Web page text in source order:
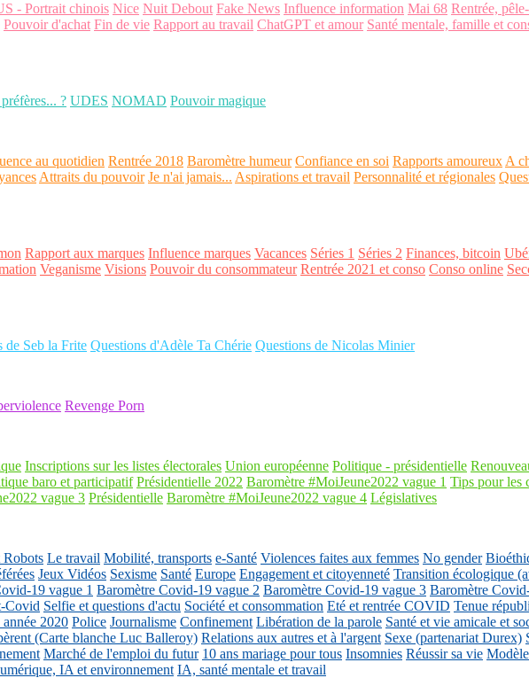
- Portrait chinois Nice Nuit Debout Fake News Influence information Mai 68 Rentrée,
Pouvoir d'achat Fin de vie Rapport au travail ChatGPT et amour Santé mentale, famille et
? UDES NOMAD Pouvoir magique
au quotidien Rentrée 2018 Baromètre humeur Confiance en soi Rapports amoureux A
Attraits du pouvoir Je n'ai jamais... Aspirations et travail Personnalité et régionales
Rapport aux marques Influence marques Vacances Séries 1 Séries 2 Finances, bitcoin
Veganisme Visions Pouvoir du consommateur Rentrée 2021 et conso Conso online
de Seb la Frite Questions d'Adèle Ta Chérie Questions de Nicolas Minier
Revenge Porn
Inscriptions sur les listes électorales Union européenne Politique - présidentielle
baro et participatif Présidentielle 2022 Baromètre #MoiJeune2022 vague 1 Tips pour les
vague 3 Présidentielle Baromètre #MoiJeune2022 vague 4 Législatives
Le travail Mobilité, transports e-Santé Violences faites aux femmes No gender
Jeux Vidéos Sexisme Santé Europe Engagement et citoyenneté Transition écologique
19 vague 1 Baromètre Covid-19 vague 2 Baromètre Covid-19 vague 3 Baromètre
Covid Selfie et questions d'actu Société et consommation Eté et rentrée COVID Tenue
2020 Police Journalisme Confinement Libération de la parole Santé et vie amicale et
(Carte blanche Luc Balleroy) Relations aux autres et à l'argent Sexe (partenariat Durex)
Marché de l'emploi du futur 10 ans mariage pour tous Insomnies Réussir sa vie
IA et environnement IA, santé mentale et travail